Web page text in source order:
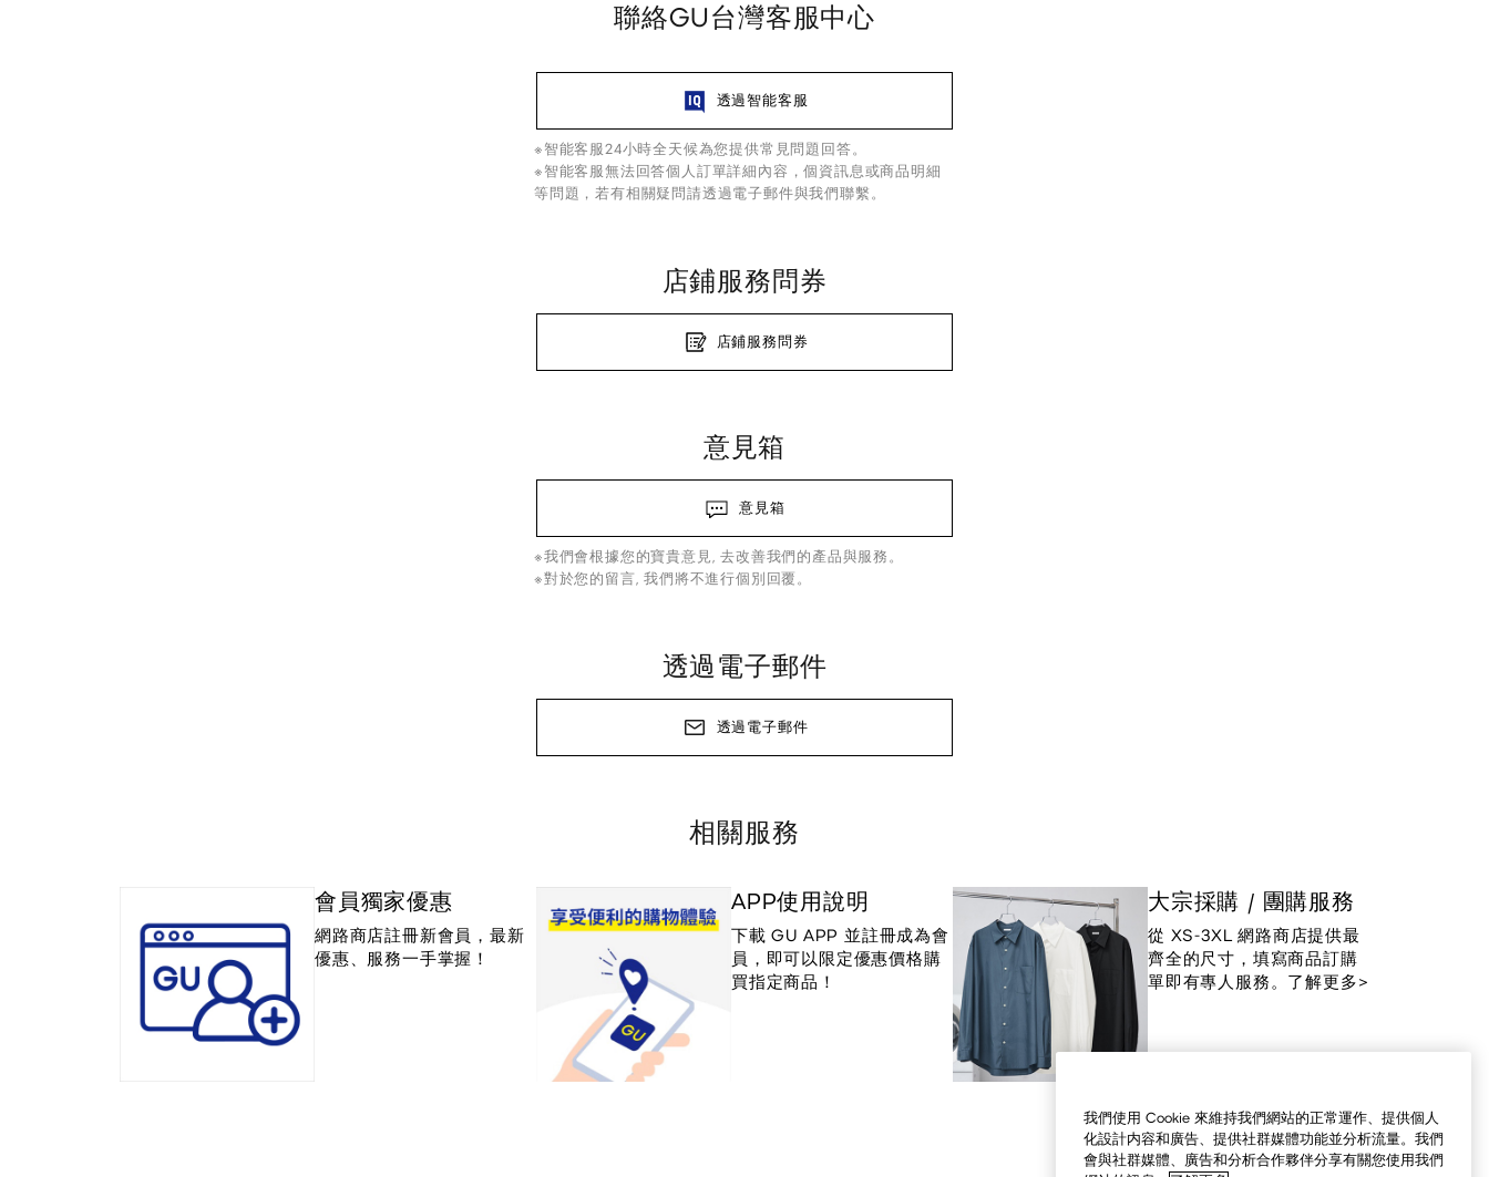
聯絡GU台灣客服中心
透過智能客服
※智能客服24小時全天候為您提供常見問題回答。
※智能客服無法回答個人訂單詳細內容，個資訊息或商品明細
等問題，若有相關疑問請透過電子郵件與我們聯繫。
店鋪服務問券
店鋪服務問券
意見箱
意見箱
※我們會根據您的寶貴意見, 去改善我們的產品與服務。
※對於您的留言, 我們將不進行個別回覆。
透過電子郵件
透過電子郵件
相關服務
會員獨家優惠
網路商店註冊新會員，最新
優惠、服務一手掌握！
APP使用說明
下載 GU APP 並註冊成為會
員，即可以限定優惠價格購
買指定商品！
大宗採購 / 團購服務
從 XS-3XL 網路商店提供最
齊全的尺寸，填寫商品訂購
單即有專人服務。了解更多>
我們使用 Cookie 來維持我們網站的正常運作、提供個人
化設計内容和廣告、提供社群媒體功能並分析流量。我們
會與社群媒體、廣告和分析合作夥伴分享有關您使用我們